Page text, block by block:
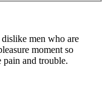
men who are
moment so
pain and trouble.